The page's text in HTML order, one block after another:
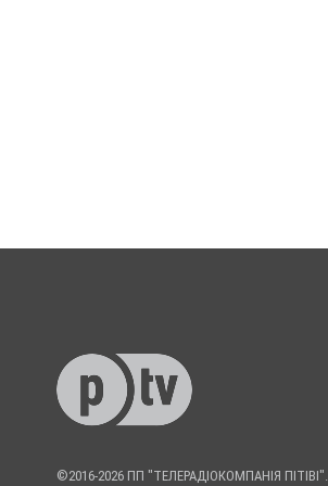
©2016-2026 ПП "ТЕЛЕРАДІОКОМПАНІЯ ПІТІВІ".